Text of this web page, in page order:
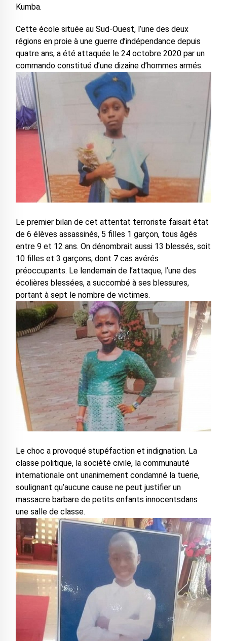
Kumba.
Cette école située au Sud-Ouest, l’une des deux
régions en proie à une guerre d’indépendance depuis
quatre ans, a été attaquée le 24 octobre 2020 par un
commando constitué d’une dizaine d’hommes armés.
Le premier bilan de cet attentat terroriste faisait état
de 6 élèves assassinés, 5 filles 1 garçon, tous âgés
entre 9 et 12 ans. On dénombrait aussi 13 blessés, soit
10 filles et 3 garçons, dont 7 cas avérés
préoccupants. Le lendemain de l’attaque, l’une des
écolières blessées, a succombé à ses blessures,
portant à sept le nombre de victimes.
Le choc a provoqué stupéfaction et indignation. La
classe politique, la société civile, la communauté
internationale ont unanimement condamné la tuerie,
soulignant qu’aucune cause ne peut justifier un
massacre barbare de petits enfants innocentsdans
une salle de classe.